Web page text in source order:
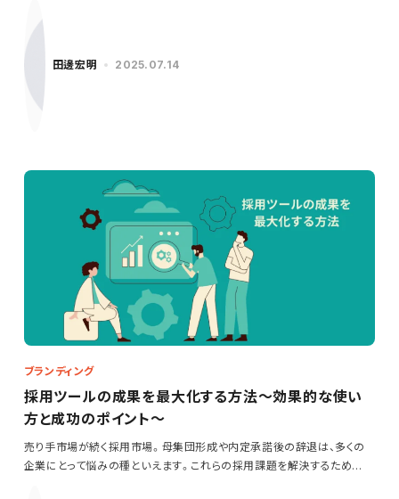
田邊宏明 2025.07.14
ブランディング
採用ツールの成果を最大化する方法～効果的な使い
方と成功のポイント～
売り手市場が続く採用市場。母集団形成や内定承諾後の辞退は、多くの
企業にとって悩みの種といえます。これらの採用課題を解決するため